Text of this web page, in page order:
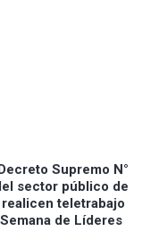
Supremo N°
sector público de
teletrabajo
de Líderes